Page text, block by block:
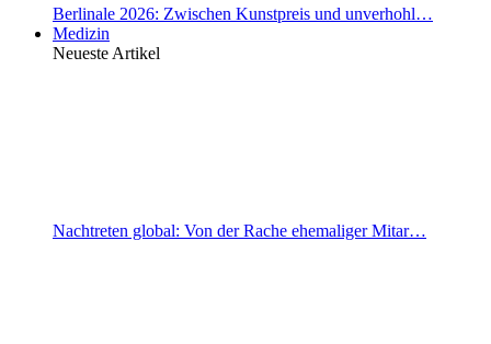
Berlinale 2026: Zwischen Kunstpreis und unverhohl…
Medizin
Neueste Artikel
Nachtreten global: Von der Rache ehemaliger Mitar…